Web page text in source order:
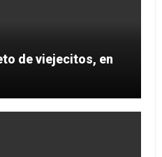
de viejecitos, en